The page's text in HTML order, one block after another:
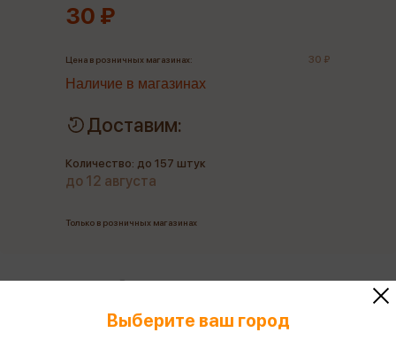
30 ₽
Цена в розничных магазинах: 30 ₽
Наличие в магазинах
Доставим:
Количество: до 157 штук
до 12 августа
Только в розничных магазинах
Все товары производителя
Поделиться
Выберите ваш город